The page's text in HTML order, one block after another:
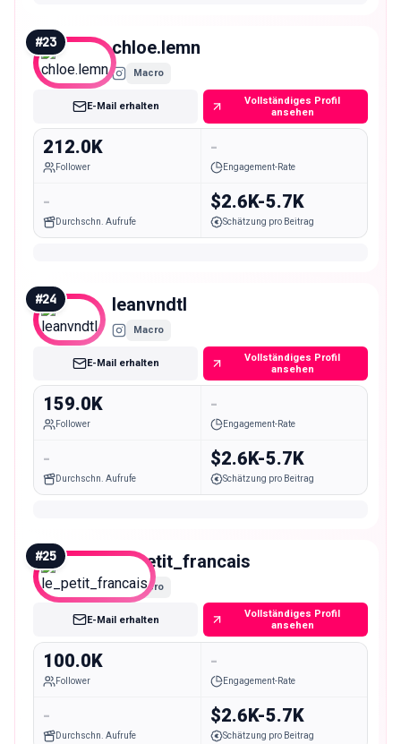
#23 chloe.lemn
Macro
E-Mail erhalten
Vollständiges Profil
ansehen
212.0K
Follower
-
Engagement-Rate
-
Durchschn. Aufrufe
$2.6K-5.7K
Schätzung pro Beitrag
#24 leanvndtl
Macro
E-Mail erhalten
Vollständiges Profil
ansehen
159.0K
Follower
-
Engagement-Rate
-
Durchschn. Aufrufe
$2.6K-5.7K
Schätzung pro Beitrag
#25 le_petit_francais
Macro
E-Mail erhalten
Vollständiges Profil
ansehen
100.0K
Follower
-
Engagement-Rate
-
Durchschn. Aufrufe
$2.6K-5.7K
Schätzung pro Beitrag